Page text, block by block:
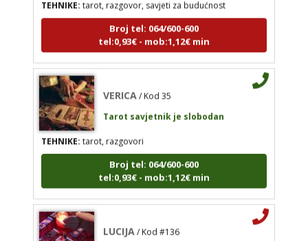
MARTA
TEHNIKE:tarot, razgovor, savjeti za budućnost
Broj tel: 064/600-600
tel:0,93€ - mob:1,12€ min
VERICA/ Kod 35
Broj tel: 064/600-600
tel:0,93€ - mob:1,12€ min
Tarot savjetnik je slobodan
TEHNIKE:tarot, razgovori
Broj tel: 064/600-600
tel:0,93€ - mob:1,12€ min
Tarot savjetnik je zauzet